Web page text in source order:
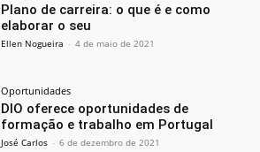
Plano de carreira: o que é e como
elaborar o seu
Ellen Nogueira - 4 de maio de 2021
Oportunidades
DIO oferece oportunidades de
formação e trabalho em Portugal
José Carlos - 6 de dezembro de 2021